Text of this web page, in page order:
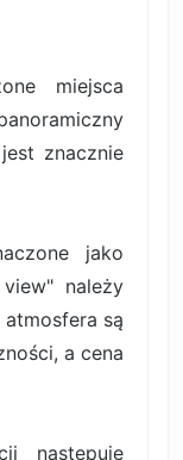
miejsca
znacznie
jako
należy
są
a cena
następuje